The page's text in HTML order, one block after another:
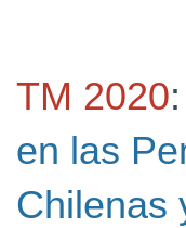
TM 2020:
en las
Chilenas